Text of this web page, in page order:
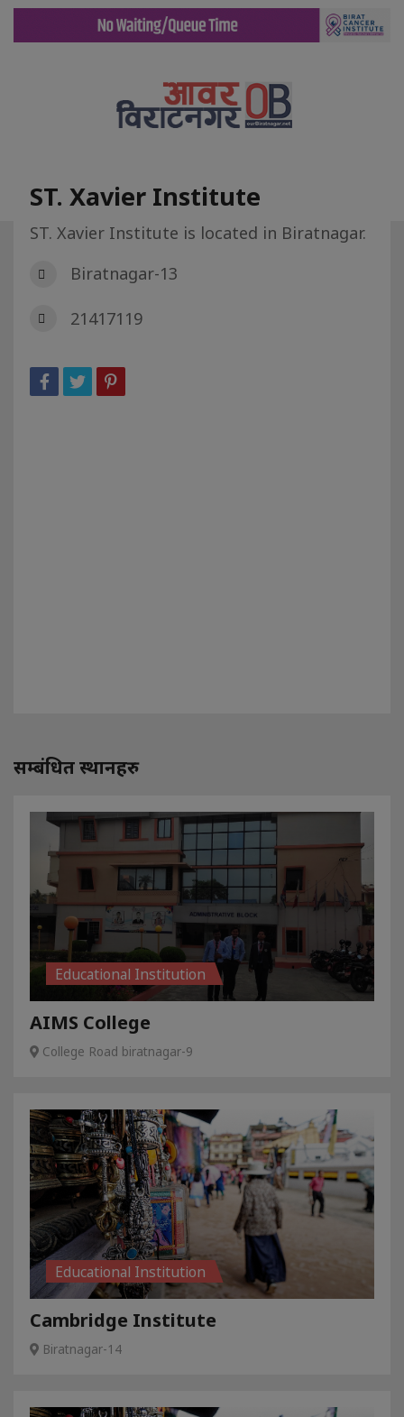
डिरेक्टरी ST. Xavier Institute
ST. Xavier Institute
ST. Xavier Institute is located in Biratnagar.
Biratnagar-13
21417119
सम्बंधित स्थानहरु
Educational Institution
AIMS College
College Road biratnagar-9
Educational Institution
Cambridge Institute
Biratnagar-14